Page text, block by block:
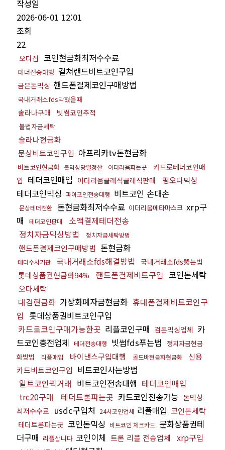
작성일
2026-06-01 12:01
조회
22
오다집 코인현금화최저수수료
테더전송대행 컬쳐랜드비트코인구입
금은돈믹싱 핸드폰결제코인구매방법
국내거래소fds막혔을때
솔라나구매 빗썸코인추적
불법자금세탁
솔라나현금화
문상비트코인구입 아프리카tv돈현금화
비트코인현금화 돈믹싱당일정산 이더리움파는곳
카드로테더코인매
입 테더코인매입 이더리움클레식클레식판매 핑오다믹싱
테더코인믹싱 파이코인전송대행 비트코인 손대손
문상테더전환 돈현금화최저수수료 이더리움메타마스크 xrp구
매
테더코인판매
소액결제테더전송
정치자금믹싱방법
정치자금세탁방법
핸드폰결제코인구매방법 돈현금화
테더수사기관 국내거래소fds해결방법 국내거래소fds뚫는법
롯데상품권현금화94% 핸드폰결제비트구입 코인돈세탁
오다세탁
대검현금화 가상화폐자금현금화 휴대폰결제비트코인구
입 롯데상품권비트코인구입
카드로코인구매가능한곳 리플코인구매 검돈믹싱업체 카
드코인충전업체
테더전송대행 빗썸fds푸는법
정치자금현금
화방법
리플매입 바이낸스구입대행 골드바현금화현금화
신용
카드비트코인구입 비트코인사는방법
알트코인퀵거래 비트코인전송대행 테더코인매입
trc20구매
테더트론파는곳 카드코인전송가능 돈믹싱
최저수수료 usdc구입처 24시코인업체 리플매입 코인돈세탁
테더트론파는곳 코인돈믹싱 비트코인 체크카드 문화상품권테
더구매 리플삽니다 코인이체 트론 리플 전송업체 xrp구입